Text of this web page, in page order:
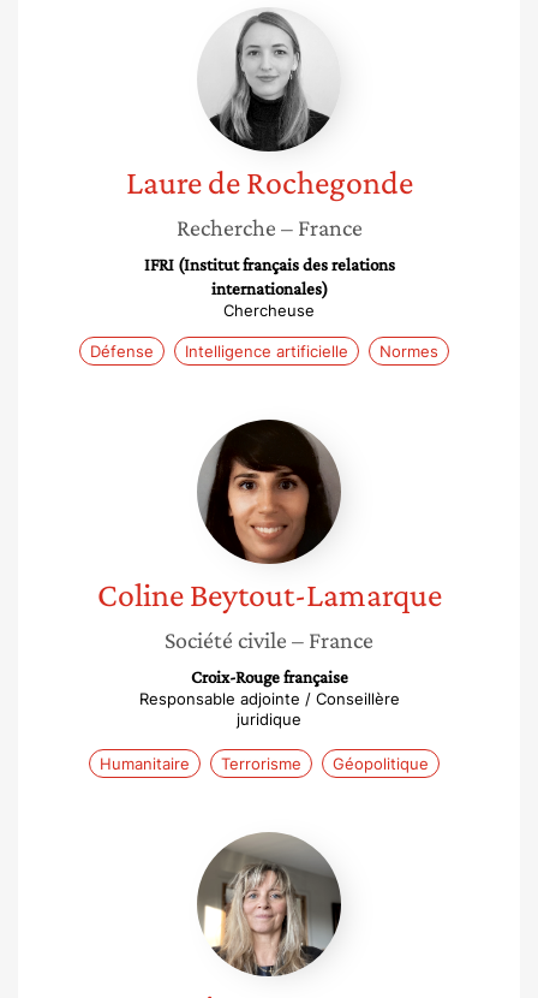
Laure
de
Rochegonde
Laure de Rochegonde
Recherche – France
IFRI (Institut français des relations
internationales)
Chercheuse
Défense Intelligence artificielle Normes
Coline
Beytout-
Lamarque
Coline Beytout-Lamarque
Société civile – France
Croix-Rouge française
Responsable adjointe / Conseillère
juridique
Humanitaire Terrorisme Géopolitique
Lysiane
Metayer